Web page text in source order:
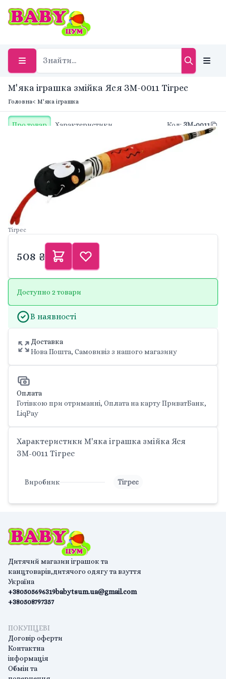
М'яка іграшка змійка Яся ЗМ-0011 Тігрес
Головна< М'яка іграшка
Про товар Характеристики Код: ЗМ-0011
Тігрес
508 ₴
Доступно 2 товари
В наявності
Доставка
Нова Пошта, Самовивіз з нашого магазину
Оплата
Готівкою при отриманні, Оплата на карту ПриватБанк,
LiqPay
Характеристики М'яка іграшка змійка Яся
ЗМ-0011 Тігрес
Виробник Тігрес
Дитячий магазин іграшок та
канцтоварів,дитячого одягу та взуття
Україна
+380505696319
+380508797357
babytsum.ua@gmail.com
ПОКУПЦЕВІ
Договір оферти
Контактна
інформація
Обмін та